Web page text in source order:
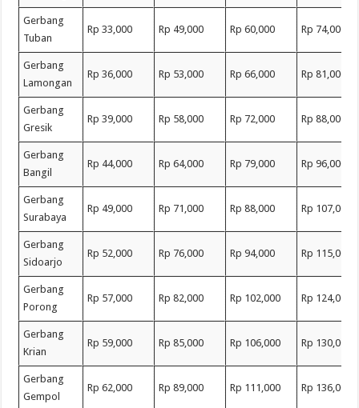
Gerbang
Tuban
Rp 33,000 Rp 49,000 Rp 60,000 Rp 74,000
Gerbang
Lamongan
Rp 36,000 Rp 53,000 Rp 66,000 Rp 81,000
Gerbang
Gresik
Rp 39,000 Rp 58,000 Rp 72,000 Rp 88,000
Gerbang
Bangil
Rp 44,000 Rp 64,000 Rp 79,000 Rp 96,000
Gerbang
Surabaya
Rp 49,000 Rp 71,000 Rp 88,000 Rp 107,000
Gerbang
Sidoarjo
Rp 52,000 Rp 76,000 Rp 94,000 Rp 115,000
Gerbang
Porong
Rp 57,000 Rp 82,000 Rp 102,000 Rp 124,000
Gerbang
Krian
Rp 59,000 Rp 85,000 Rp 106,000 Rp 130,000
Gerbang
Gempol
Rp 62,000 Rp 89,000 Rp 111,000 Rp 136,000